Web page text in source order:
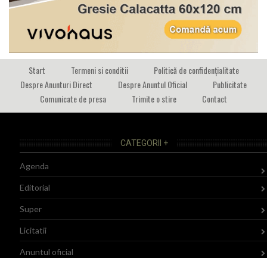
Start Termeni si conditii
Politică de confidențialitate
Despre Anunturi Direct
Despre Anuntul Oficial
Publicitate
Comunicate de presa
Trimite o stire Contact
CATEGORII +
Agenda
Editorial
Super
Licitatii
Anuntul oficial